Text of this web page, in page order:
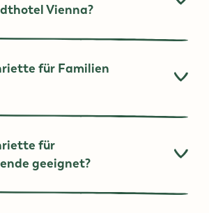
Vienna?
für Familien
für
geeignet?